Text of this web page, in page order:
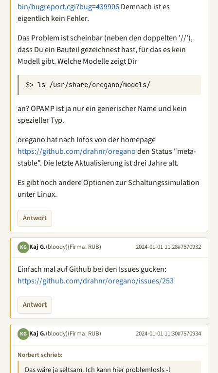
bin/bugreport.cgi?bug=439906Demnach ist es
eigentlich kein Fehler.
Das Problem ist scheinbar (neben den doppelten '//'),
dass Du ein Bauteil gezeichnest hast, für das es kein
Modell gibt. Welche Modelle zeigt Dir
an? OPAMP ist ja nur ein generischer Name und kein
spezieller Typ.
oregano hat nach Infos von der homepage
https://github.com/drahnr/oreganoden Status "meta-
stable". Die letzte Aktualisierung ist drei Jahre alt.
Es gibt noch andere Optionen zur Schaltungssimulation
unter Linux.
Antwort
KG Kaj G.(bloody)(Firma: RUB) 2024-01-01 11:28#7570932
Einfach mal auf Github bei den Issues gucken:
https://github.com/drahnr/oregano/issues/253
Antwort
KG Kaj G.(bloody)(Firma: RUB) 2024-01-01 11:30#7570934
Norbert schrieb:
Das wäre ja seltsam. Ich kann hier problemlosls -l